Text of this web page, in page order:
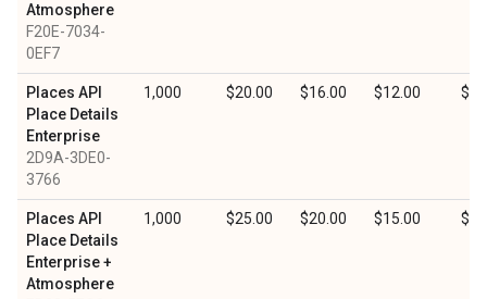
Atmosphere
F20E-7034-
0EF7
Places API
Place Details
Enterprise
2D9A-3DE0-
3766
1,000 $20.00 $16.00 $12.00
Places API
Place Details
Enterprise +
Atmosphere
1,000 $25.00 $20.00 $15.00